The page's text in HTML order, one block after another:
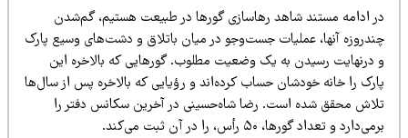
ادامه مستند شاهد رهاسازی گورها در طبیعت هستیم، گم‌شدن
آنها،‌ عملیات جست‌وجو در میان باتلاق و دشت‌های وسیع پارک
درنهایت رسیدن به یک وضعیت مطلوب. گورهایی که بالاخره این
را خانه خودشان حساب کرده‌اند و رؤیایی که بالاخره پس از سال‌ها
محقق شده است. رضا شاه‌حسینی در آخرین سکانس دفتر را
و تعداد گورها، ۵۰ رأس، را در آن ثبت می‌کند.